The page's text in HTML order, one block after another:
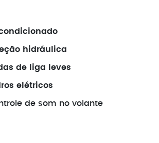
hidráulica
de liga leves
elétricos
de som no volante